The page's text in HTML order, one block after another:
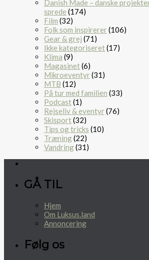
Danish Made – danske
sprede (174)
Film (32)
Folk som inspirerer(106)
Gear & grej (71)
Ikke kategoriseret(17)
Klima (9)
Magasinet(6)
Mikroeventyr(31)
MTB (12)
På tur med familien (33)
Podcast(1)
Rejseliv & eventyr(76)
Skisport(32)
Tips og tricks (10)
Træning(22)
Vandring(31)
GÅ TIL
Hjem
Om Luksus.land
Annoncering
Følg os